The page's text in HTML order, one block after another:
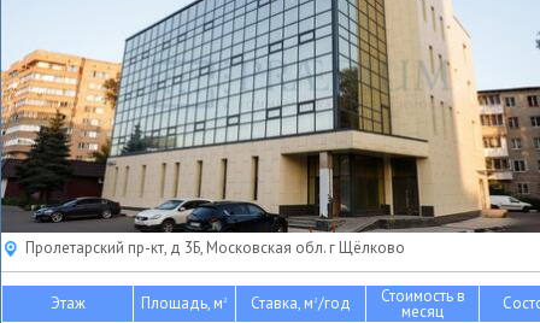
Пролетарский пр-кт, д 3Б, Московская обл. г Щёлково
Этаж Площадь, м2 Ставка, м2/год Стоимость в
месяц